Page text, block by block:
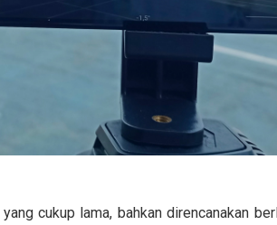
cukup lama, bahkan direncanakan